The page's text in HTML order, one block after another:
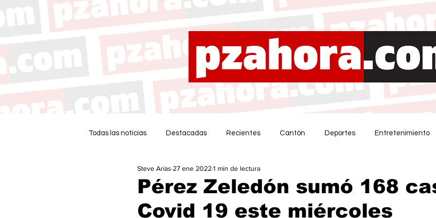
Todas las noticias Destacadas Recientes Cantón Deportes Entretenimiento
Pérez Zeledón sumó 168
Covid 19 este miércoles
Steve Arias 27 ene 2022 1 min de lectura